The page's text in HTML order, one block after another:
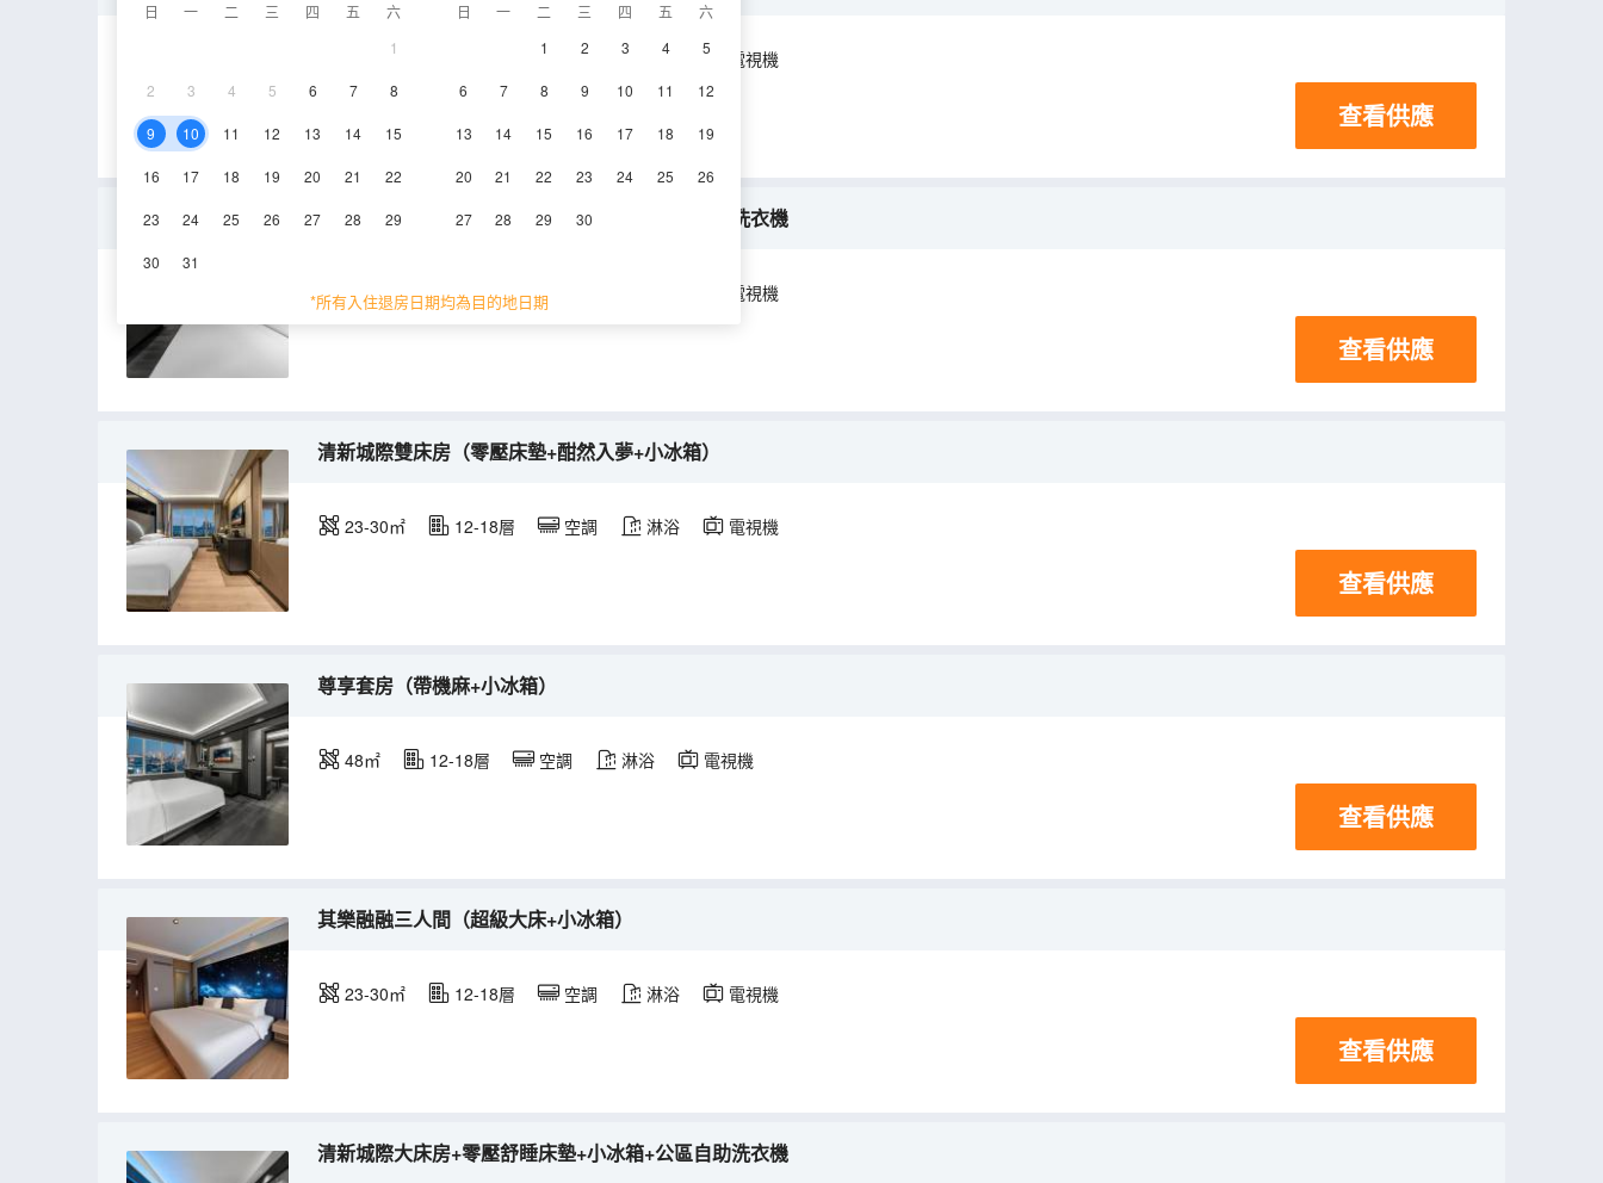
日 一 二 三 四 五
六
1
2 3 4 5 6 7 8
9 10 11 12 13 14 15
16 17 18 19 20 21 22
23 24 25 26 27 28 29
30 31
日 一 二 三 四 五
六
1
2 3 4 5
6 7 8 9 10 11 12
13 14 15 16 17 18 19
20 21 22 23 24 25 26
27 28 29 30
*所有入住退房日期均為目的地日期
23-30㎡ 空調 淋浴 電視機
查看供應
舒適城景大床房+零壓酣睡床墊+小冰箱+公區自助洗衣機
23-30㎡ 12-18層 電視機
查看供應
清新城際雙床房（零壓床墊+酣然入夢+小冰箱）
23-30㎡ 12-18層 空調 淋浴 電視機
查看供應
尊享套房（帶機麻+小冰箱）
48㎡ 12-18層 空調 淋浴 電視機
查看供應
其樂融融三人間（超級大床+小冰箱）
23-30㎡ 12-18層 空調 淋浴 電視機
查看供應
清新城際大床房+零壓舒睡床墊+小冰箱+公區自助洗衣機